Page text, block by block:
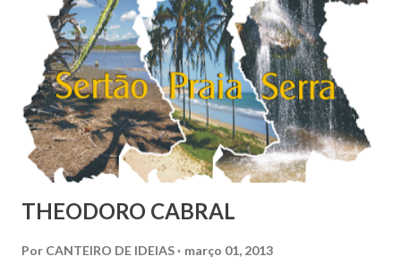
geral, social, de cidadania, de direitos humanos etc, mas
também de segmentos religiosos e, nesse campo,
lamentavelmente, o meio/movimento espírita não está
excluído, o que me parece profundamente contraditório
quando se tem algum conhecim...
THEODORO CABRAL
Por CANTEIRO DE IDEIAS março 01, 2013